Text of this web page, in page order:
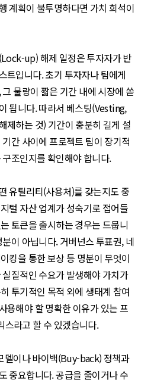
계획이 불투명하다면 가치 희석이
up) 해제 일정은 투자자가 반
트입니다. 초기 투자자나 팀에게
물량이 짧은 기간 내에 시장에 쏟
됩니다. 따라서 베스팅(Vesting,
제하는 것) 기간이 충분히 길게 설
간 사이에 프로젝트 팀이 장기적
조인지를 확인해야 합니다.
유틸리티(사용처)를 갖는지도 중
털 자산 업계가 성숙기로 접어들
토큰을 출시하는 경우는 드뭅니
이 아닙니다. 거버넌스 투표권, 네
킹을 통한 보상 등 명분이 무엇이
질적인 수요가 발생해야 가치가
투기적인 목적 외에 생태계 참여
용해야 할 명확한 이유가 있는 프
스라고 할 수 있겠습니다.
델이나 바이백(Buy-back) 정책과
중요합니다. 공급을 줄이거나 수